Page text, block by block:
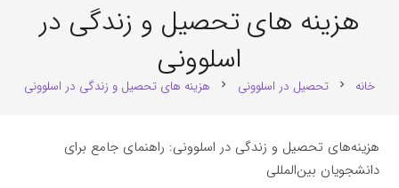
هزینه‌ های تحصیل و زندگی در
اسلوونی
خانه chevron_right تحصیل در اسلوونی chevron_right هزینه‌ های تحصیل و زندگی در اسلوونی
هزینه‌های تحصیل و زندگی در اسلوونی: راهنمای جامع برای
دانشجویان بین‌المللی